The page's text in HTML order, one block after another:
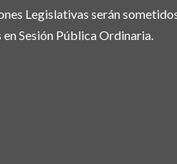
Legislativas serán
Sesión Pública Ordinaria.